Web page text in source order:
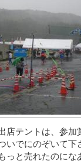
店テントは、参加
いでにのぞいて下
っと売れたのにな